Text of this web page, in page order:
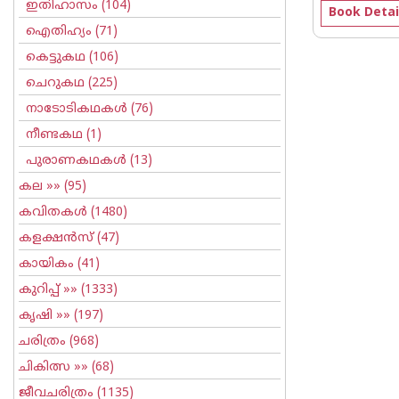
ഇതിഹാസം (104)
ഐതിഹ്യം (71)
കെട്ടുകഥ (106)
ചെറുകഥ (225)
നാടോടികഥകള്‍ (76)
നീണ്ടകഥ (1)
പുരാണകഥകള്‍ (13)
കല »» (95)
കവിതകള്‍ (1480)
കളക്ഷന്‍സ്(47)
കായികം (41)
കുറിപ്പ്‌ »» (1333)
കൃഷി »» (197)
ചരിത്രം (968)
ചികിത്സ »» (68)
ജീവചരിത്രം (1135)
Book